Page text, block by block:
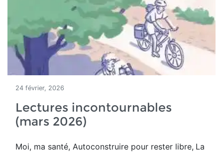
24 février, 2026
Lectures incontournables
(mars 2026)
Moi, ma santé, Autoconstruire pour rester libre, La